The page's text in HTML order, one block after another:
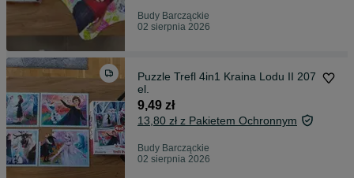
Budy Barcząckie
02 sierpnia 2026
Puzzle Trefl 4in1 Kraina Lodu II 207
el.
9,49 zł
13,80 zł z Pakietem Ochronnym
Budy Barcząckie
02 sierpnia 2026